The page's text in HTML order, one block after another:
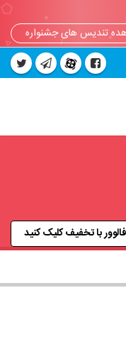
تندیس های جشنواره
با تخفیف کلیک کنید